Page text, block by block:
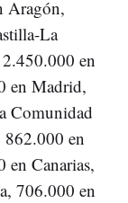
Aragón,
La
en
en Madrid,
Comunidad
862.000 en
en Canarias,
706.000 en